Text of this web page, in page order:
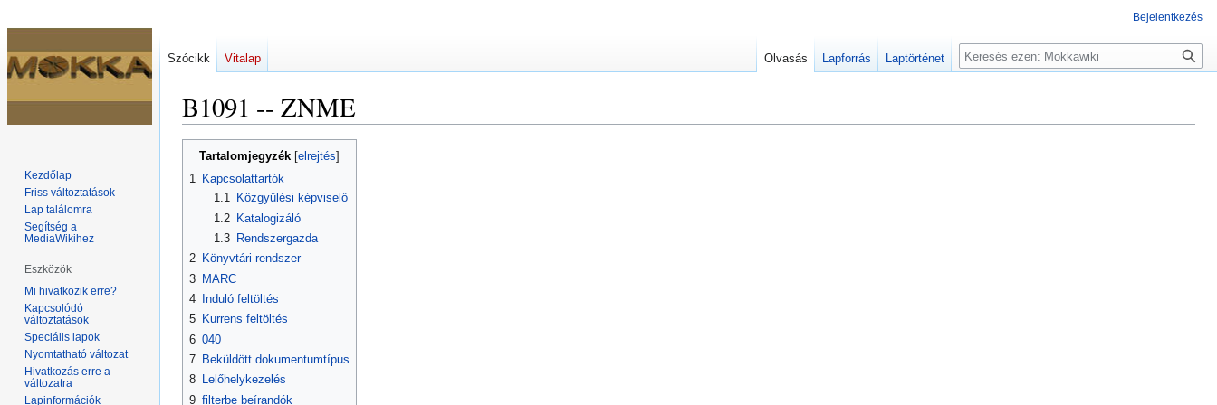
B1091 -- ZNME
Ugrás
navigációhoz
Ugrás
kereséshez
Tartalomjegyzék
1 Kapcsolattartók
1.1
Közgyűlési képviselő
1.2
Katalogizáló
1.3
Rendszergazda
2 Könyvtári rendszer
3 MARC
4
Induló feltöltés
5 Kurrens feltöltés
6 040
7 Beküldött dokumentumtípus
8 Lelőhelykezelés
9 filterbe beírandók
Bejelentkezés
Szócikk Vitalap Olvasás Lapforrás Laptörténet Keresés
Kezdőlap
Friss változtatások
Lap találomra
Segítség a
MediaWikihez
Eszközök
Mi hivatkozik erre?
Kapcsolódó
változtatások
Speciális lapok
Nyomtatható változat
Hivatkozás erre a
változatra
Lapinformációk